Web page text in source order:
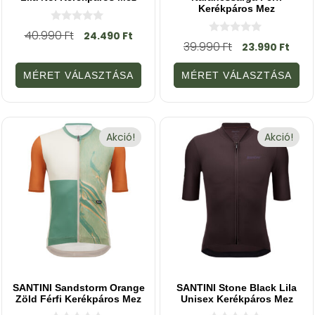
0
a
-
b
ő
40.990Ft 24.490 Ft
MÉRET VÁLASZTÁSA
Kerékpáros Mez
0
a
z
5
-
b
ő
39.990Ft 23.990 Ft
MÉRET VÁLASZTÁSA
Akció!
SANTINI Sandstorm Orange
Zöld Férfi Kerékpáros Mez
Akció!
SANTINI Stone Black Lila
Unisex Kerékpáros Mez